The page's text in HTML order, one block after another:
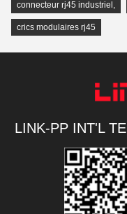
connecteur rj45 industriel ,
crics modulaires rj45
LINK-PP INT'L